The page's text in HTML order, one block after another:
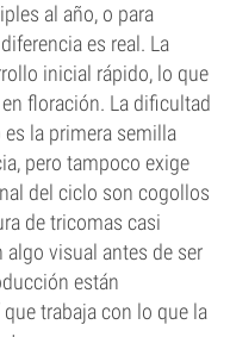
al año, o para
es real. La
inicial rápido, lo que
floración. La dificultad
la primera semilla
pero tampoco exige
del ciclo son cogollos
de tricomas casi
algo visual antes de ser
están
trabaja con lo que la